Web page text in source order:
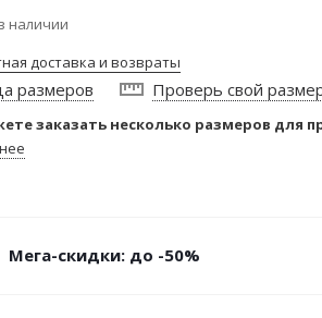
наличии
доставка и возвраты
размеров Проверь свой
заказать несколько размеров для
Мега-скидки: до -50%